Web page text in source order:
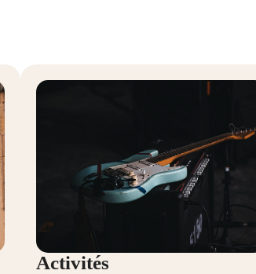
Activités